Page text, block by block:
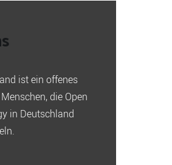
ist ein offenes
die Open
in Deutschland